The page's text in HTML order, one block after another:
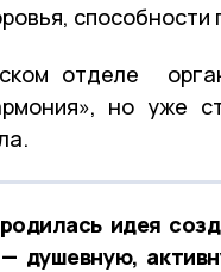
отделе
но уже
идея
душевную,